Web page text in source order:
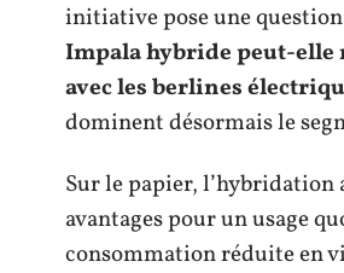
initiative pose une
Impala hybride peut-
avec les berlines
dominent désormais le
Sur le papier, l’hybridation
avantages pour un usage
consommation réduite en